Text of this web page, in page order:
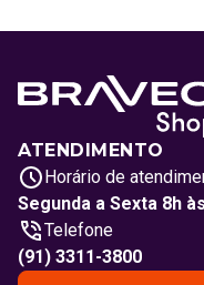
ATENDIMENTO
Horário de
Segunda a Sexta 8h
Telefone
(91) 3311-3800